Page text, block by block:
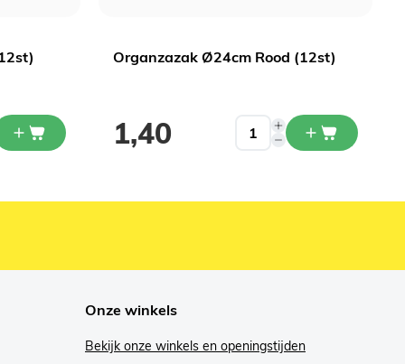
Organzazak Ø24cm Rood (12st)
1,40
Onze winkels
Bekijk onze winkels en openingstijden